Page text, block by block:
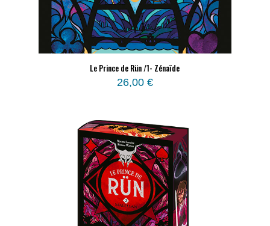
Le Prince de Rün /1- Zénaïde
26,00 €